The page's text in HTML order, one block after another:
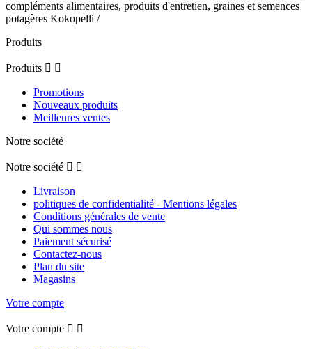
compléments alimentaires, produits d'entretien, graines et semences
potagères Kokopelli /
Produits
Produits  
Promotions
Nouveaux produits
Meilleures ventes
Notre société
Notre société  
Livraison
politiques de confidentialité - Mentions légales
Conditions générales de vente
Qui sommes nous
Paiement sécurisé
Contactez-nous
Plan du site
Magasins
Votre compte
Votre compte  